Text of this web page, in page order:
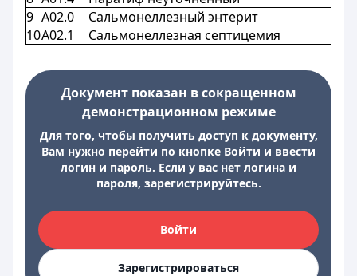
9 A02.0
Сальмонеллезный энтерит
10A02.1 Сальмонеллезная септицемия
Документ показан в сокращенном
демонстрационном режиме
Для того, чтобы получить доступ к документу,
Вам нужно перейти по кнопке Войти и ввести
логин и пароль. Если у вас нет логина и
пароля, зарегистрируйтесь.
Войти
Зарегистрироваться